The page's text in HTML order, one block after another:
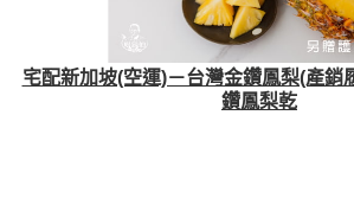
宅配新加坡(空運)－台灣金鑽鳳梨(產銷
鑽鳳梨乾